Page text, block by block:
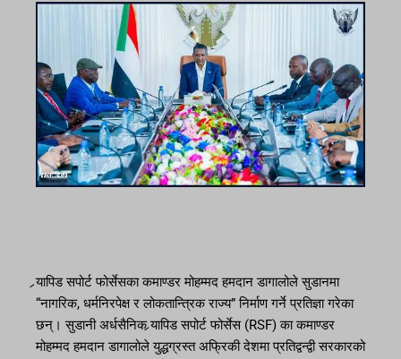
र्‍यापिड सपोर्ट फोर्सेसका कमाण्डर मोहम्मद हमदान डागालोले सुडानमा
“नागरिक, धर्मनिरपेक्ष र लोकतान्त्रिक राज्य” निर्माण गर्ने प्रतिज्ञा गरेका
छन्। सुडानी अर्धसैनिक र्‍यापिड सपोर्ट फोर्सेस (RSF) का कमाण्डर
मोहम्मद हमदान डागालोले युद्धग्रस्त अफ्रिकी देशमा प्रतिद्वन्द्वी सरकारको